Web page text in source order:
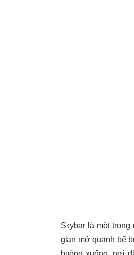
Skybar là một
gian mở quanh bể
buông xuống, nơi